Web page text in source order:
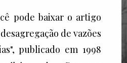
pode baixar o artigo
de vazões
publicado em 1998